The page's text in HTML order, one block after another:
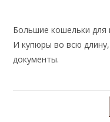
Большие кошельки для
И купюры во всю
документы.